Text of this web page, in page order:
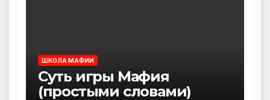
ШКОЛА МАФИИ
Суть игры Мафия
(простыми словами)